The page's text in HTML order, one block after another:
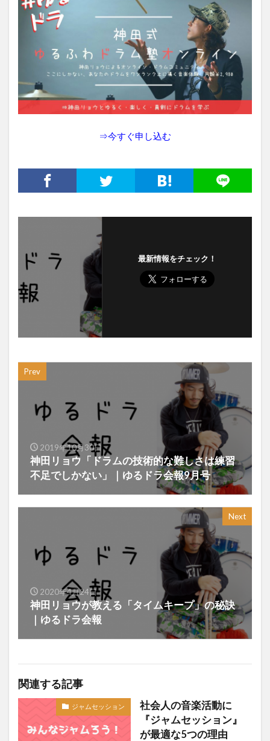
⇒今すぐ申し込む
最新情報をチェック！
Prev
2019年10月30日
神田リョウ「ドラムの技術的な難しさは練習
不足でしかない」｜ゆるドラ会報9月号
Next
2020年4月24日
神田リョウが教える「タイムキープ」の秘訣
｜ゆるドラ会報
関連する記事
ジャムセッション
社会人の音楽活動に
『ジャムセッション』
が最適な5つの理由